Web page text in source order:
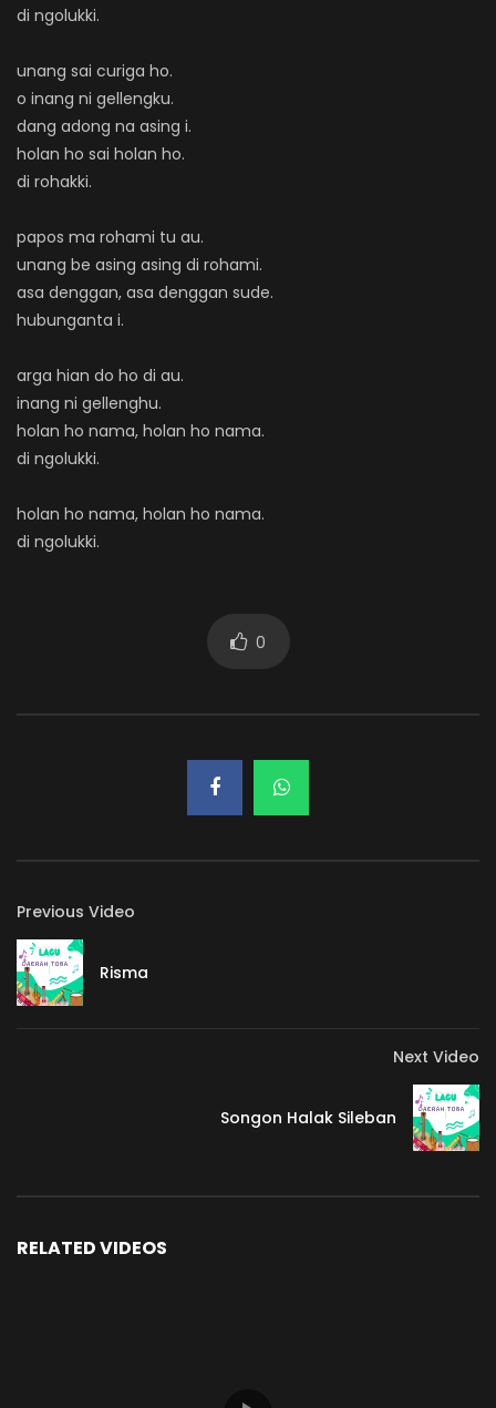
di ngolukki.
unang sai curiga ho.
o inang ni gellengku.
dang adong na asing i.
holan ho sai holan ho.
di rohakki.
papos ma rohami tu au.
unang be asing asing di rohami.
asa denggan, asa denggan sude.
hubunganta i.
arga hian do ho di au.
inang ni gellenghu.
holan ho nama, holan ho nama.
di ngolukki.
holan ho nama, holan ho nama.
di ngolukki.
0
Previous Video
Risma
Next Video
Songon Halak Sileban
RELATED VIDEOS